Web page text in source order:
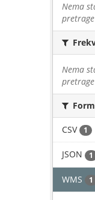
Nema
pretrage
Nema
pretrage
CSV 1
JSON 1
WMS 1